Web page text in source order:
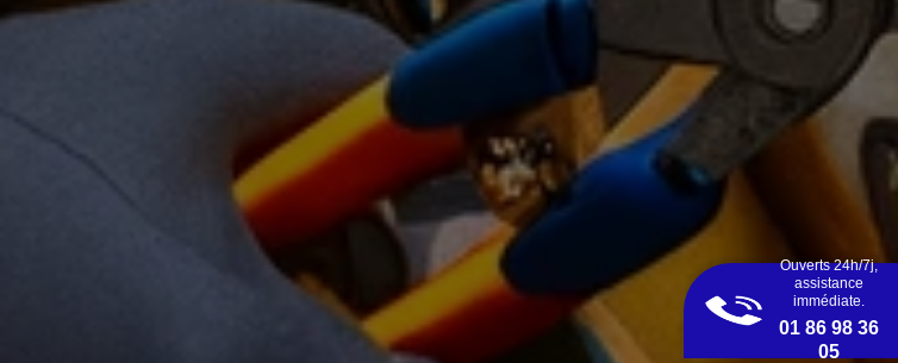
Ouverts 24h/7j,
assistance
immédiate.
01 86 98 36
05